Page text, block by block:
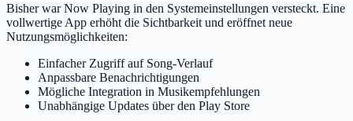
Bisher war Now Playing in den Systemeinstellungen versteckt. Eine
vollwertige App erhöht die Sichtbarkeit und eröffnet neue
Nutzungsmöglichkeiten:
Einfacher Zugriff auf Song-Verlauf
Anpassbare Benachrichtigungen
Mögliche Integration in Musikempfehlungen
Unabhängige Updates über den Play Store